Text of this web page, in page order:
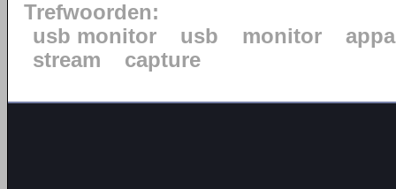
Trefwoorden:
usb monitor
usb monitor
stream
capture